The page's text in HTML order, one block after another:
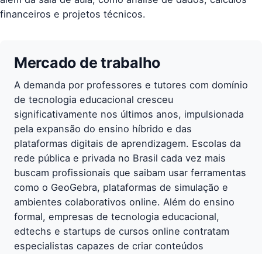
financeiros e projetos técnicos.
Mercado de trabalho
A demanda por professores e tutores com domínio
de tecnologia educacional cresceu
significativamente nos últimos anos, impulsionada
pela expansão do ensino híbrido e das
plataformas digitais de aprendizagem. Escolas da
rede pública e privada no Brasil cada vez mais
buscam profissionais que saibam usar ferramentas
como o GeoGebra, plataformas de simulação e
ambientes colaborativos online. Além do ensino
formal, empresas de tecnologia educacional,
edtechs e startups de cursos online contratam
especialistas capazes de criar conteúdos